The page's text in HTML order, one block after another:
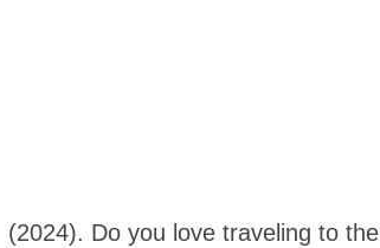
Do you love traveling to the